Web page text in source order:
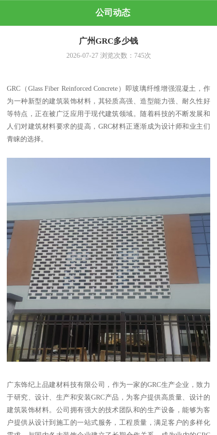
公司动态
广州GRC多少钱
2026-07-27浏览次数： 745次
GRC（Glass Fiber Reinforced Concrete）即玻璃纤维增强混凝土，作
为一种新型的建筑装饰材料，其轻质高强、造型能力强、耐久性好
等特点，正在被广泛应用于现代建筑领域。随着科技的不断发展和
人们对建筑材料要求的提高，GRC材料正逐渐成为设计师和业主们
青睐的选择。
广东饰纪上品建材科技有限公司，作为一家的GRC生产企业，致力
于研究、设计、生产和安装GRC产品，为客户提供高质量、设计的
建筑装饰材料。公司拥有强大的技术团队和的生产设备，能够为客
户提供从设计到施工的一站式服务，工程质量，满足客户的多样化